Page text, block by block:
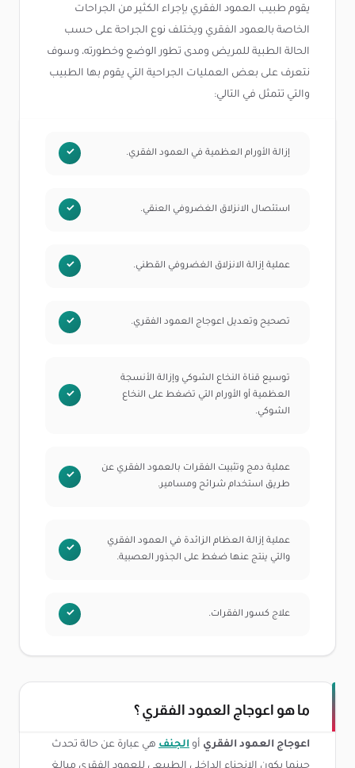
يقوم طبيب العمود الفقري بإجراء الكثير من الجراحات
الخاصة بالعمود الفقري ويختلف نوع الجراحة على حسب
الحالة الطبية للمريض ومدى تطور الوضع وخطورته، وسوف
نتعرف على بعض العمليات الجراحية التي يقوم بها الطبيب
والتي تتمثل في التالي:
إزالة الأورام العظمية في العمود الفقري.
استئصال الانزلاق الغضروفي العنقي.
عملية إزالة الانزلاق الغضروفي القطني.
تصحيح وتعديل اعوجاج العمود الفقري.
توسيع قناة النخاع الشوكي وإزالة الأنسجة
العظمية أو الأورام التي تضغط على النخاع
الشوكي.
عملية دمج وتثبيت الفقرات بالعمود الفقري عن
طريق استخدام شرائح ومسامير.
عملية إزالة العظام الزائدة في العمود الفقري
والتي ينتج عنها ضغط على الجذور العصبية.
علاج كسور الفقرات.
ما هو اعوجاج العمود الفقري ؟
اعوجاج العمود الفقري أو الجنف هي عبارة عن حالة تحدث